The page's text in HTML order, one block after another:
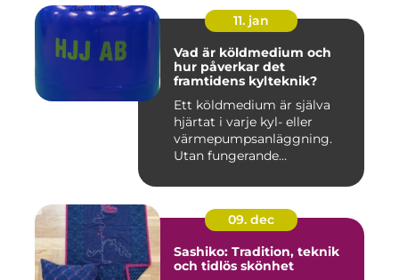
11. jan
Vad är köldmedium och
hur påverkar det
framtidens kylteknik?
Ett köldmedium är själva
hjärtat i varje kyl- eller
värmepumpsanläggning.
Utan fungerande
09. dec
Sashiko: Tradition, teknik
och tidlös skönhet